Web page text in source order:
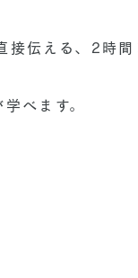
接伝える、2時
べます。